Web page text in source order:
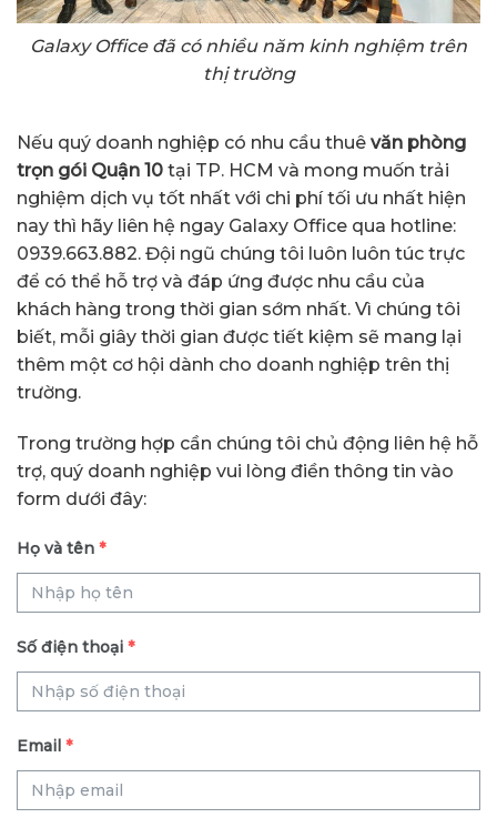
Galaxy Office đã có nhiều năm kinh nghiệm trên
thị trường
Nếu quý doanh nghiệp có nhu cầu thuê văn phòng
trọn gói Quận 10 tại TP. HCM và mong muốn trải
nghiệm dịch vụ tốt nhất với chi phí tối ưu nhất hiện
nay thì hãy liên hệ ngay Galaxy Office qua hotline:
0939.663.882. Đội ngũ chúng tôi luôn luôn túc trực
để có thể hỗ trợ và đáp ứng được nhu cầu của
khách hàng trong thời gian sớm nhất. Vì chúng tôi
biết, mỗi giây thời gian được tiết kiệm sẽ mang lại
thêm một cơ hội dành cho doanh nghiệp trên thị
trường.
Trong trường hợp cần chúng tôi chủ động liên hệ hỗ
trợ, quý doanh nghiệp vui lòng điền thông tin vào
form dưới đây:
Họ và tên *
Số điện thoại *
Email *